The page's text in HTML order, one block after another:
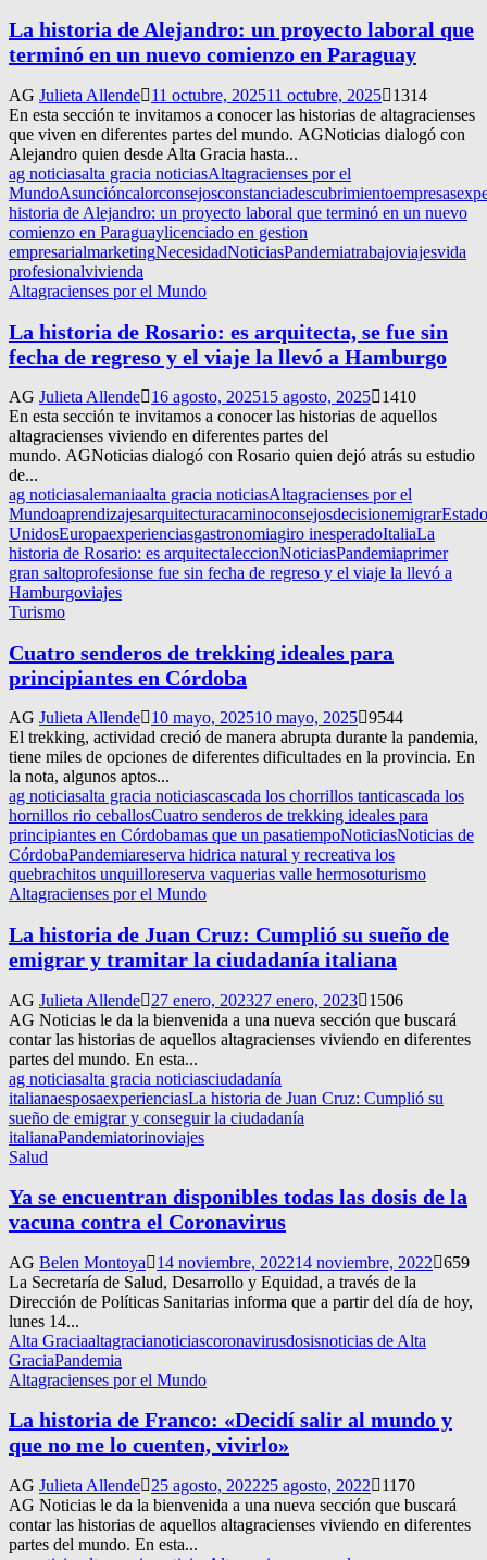
La historia de Alejandro: un proyecto laboral que
terminó en un nuevo comienzo en Paraguay
AG Julieta Allende 11 octubre, 202511 octubre, 2025
1314
En esta sección te invitamos a conocer las historias de altagracienses
que viven en diferentes partes del mundo. AGNoticias dialogó con
Alejandro quien desde Alta Gracia hasta...
ag noticiasalta gracia noticiasAltagracienses por el
MundoAsuncióncalorconsejosconstanciadescubrimientoempresas
historia de Alejandro: un proyecto laboral que terminó en un nuevo
comienzo en Paraguaylicenciado en gestion
empresarialmarketingNecesidadNoticiasPandemiatrabajoviajesvida
profesionalvivienda
Altagracienses por el Mundo
La historia de Rosario: es arquitecta, se fue sin
fecha de regreso y el viaje la llevó a Hamburgo
AG Julieta Allende 16 agosto, 202515 agosto, 2025
1410
En esta sección te invitamos a conocer las historias de aquellos
altagracienses viviendo en diferentes partes del
mundo. AGNoticias dialogó con Rosario quien dejó atrás su estudio
de...
ag noticiasalemaniaalta gracia noticiasAltagracienses por el
Mundoaprendizajesarquitecturacaminoconsejosdecisionemigrar
UnidosEuropaexperienciasgastronomiagiro inesperadoItaliaLa
historia de Rosario: es arquitectaleccionNoticiasPandemiaprimer
gran saltoprofesionse fue sin fecha de regreso y el viaje la llevó a
Hamburgoviajes
Turismo
Cuatro senderos de trekking ideales para
principiantes en Córdoba
AG Julieta Allende 10 mayo, 202510 mayo, 2025 9544
El trekking, actividad creció de manera abrupta durante la pandemia,
tiene miles de opciones de diferentes dificultades en la provincia. En
la nota, algunos aptos...
ag noticiasalta gracia noticiascascada los chorrillos tanticascada los
hornillos rio ceballosCuatro senderos de trekking ideales para
principiantes en Córdobamas que un pasatiempoNoticiasNoticias de
CórdobaPandemiareserva hidrica natural y recreativa los
quebrachitos unquilloreserva vaquerias valle hermosoturismo
Altagracienses por el Mundo
La historia de Juan Cruz: Cumplió su sueño de
emigrar y tramitar la ciudadanía italiana
AG Julieta Allende 27 enero, 202327 enero, 2023
1506
AG Noticias le da la bienvenida a una nueva sección que buscará
contar las historias de aquellos altagracienses viviendo en diferentes
partes del mundo. En esta...
ag noticiasalta gracia noticiasciudadanía
italianaesposaexperienciasLa historia de Juan Cruz: Cumplió su
sueño de emigrar y conseguir la ciudadanía
italianaPandemiatorinoviajes
Salud
Ya se encuentran disponibles todas las dosis de la
vacuna contra el Coronavirus
AG Belen Montoya 14 noviembre, 202214 noviembre, 2022
659
La Secretaría de Salud, Desarrollo y Equidad, a través de la
Dirección de Políticas Sanitarias informa que a partir del día de hoy,
lunes 14...
Alta Graciaaltagracianoticiascoronavirusdosisnoticias de Alta
GraciaPandemia
Altagracienses por el Mundo
La historia de Franco: «Decidí salir al mundo y
que no me lo cuenten, vivirlo»
AG Julieta Allende 25 agosto, 202225 agosto, 2022
1170
AG Noticias le da la bienvenida a una nueva sección que buscará
contar las historias de aquellos altagracienses viviendo en diferentes
partes del mundo. En esta...